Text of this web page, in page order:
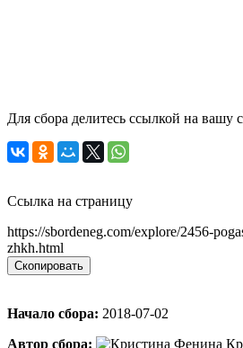
Для сбора делитесь ссылкой на вашу
Ссылка на страницу
https://sbordeneg.com/explore/2456-
zhkh.html
Скопировать
Начало сбора: 2018-07-02
Автор сбора: